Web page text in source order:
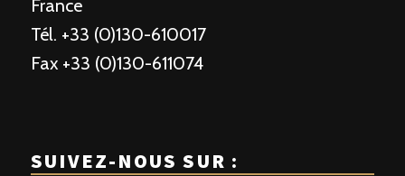
France
Tél. +33 (0)130-610017
Fax +33 (0)130-611074
SUIVEZ-NOUS SUR :